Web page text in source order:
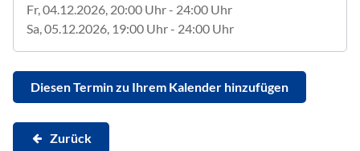
Fr, 04.12.2026 , 20:00 Uhr- 24:00 Uhr
Sa, 05.12.2026 , 19:00 Uhr- 24:00 Uhr
Diesen Termin zu Ihrem Kalender hinzufügen
Zurück